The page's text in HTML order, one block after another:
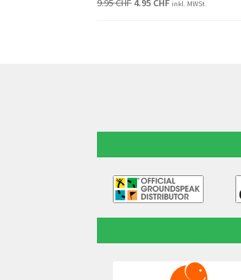
9.95CHF 4.95 CHF inkl. MWSt.